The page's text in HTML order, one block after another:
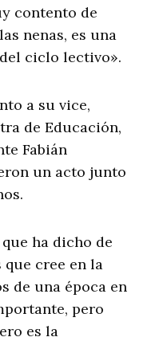
contento de
nenas, es una
ciclo lectivo».
a su vice,
de Educación,
Fabián
un acto junto
ha dicho de
que cree en la
de una época en
pero
es la